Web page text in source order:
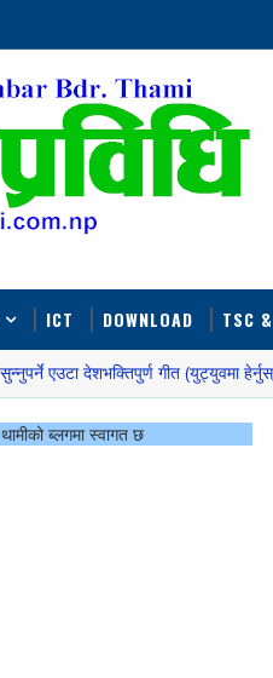
ICT DOWNLOAD TSC
देशभक्तिपुर्ण गीत (युट्युवमा हेर्नुस्)
छ